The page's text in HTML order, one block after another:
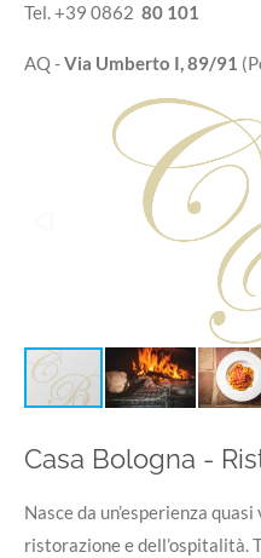
Tel. +39 0862 80 101
AQ -Via Umberto I, 89/91
Casa Bologna -
Nasce da un’esperienza
ristorazione e dell’ospitalità.